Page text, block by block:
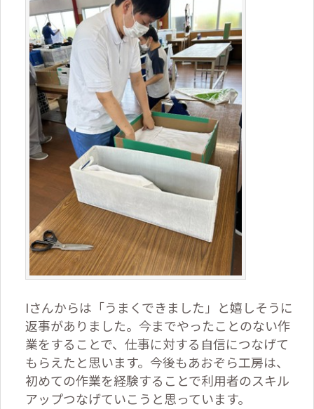
Iさんからは「うまくできました」と嬉しそうに
返事がありました。今までやったことのない作
業をすることで、仕事に対する自信につなげて
もらえたと思います。今後もあおぞら工房は、
初めての作業を経験することで利用者のスキル
アップつなげていこうと思っています。